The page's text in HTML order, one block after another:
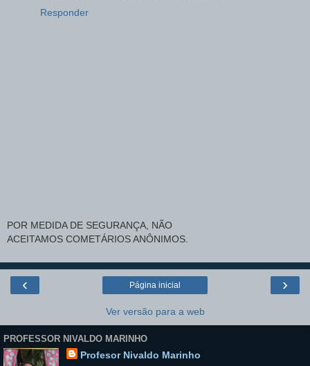
Responder
POR MEDIDA DE SEGURANÇA, NÃO
ACEITAMOS COMETÁRIOS ANÔNIMOS.
‹ ›
Página inicial
Ver versão para a web
PROFESSOR NIVALDO MARINHO
Profesor Nivaldo Marinho